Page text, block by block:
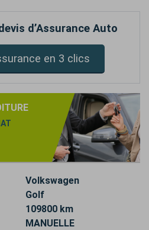
d’Assurance Auto
en 3 clics
Volkswagen
Golf
109800 km
MANUELLE